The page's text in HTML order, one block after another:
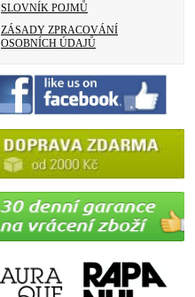
SLOVNÍK POJMŮ
ZÁSADY ZPRACOVÁNÍ
OSOBNÍCH ÚDAJŮ